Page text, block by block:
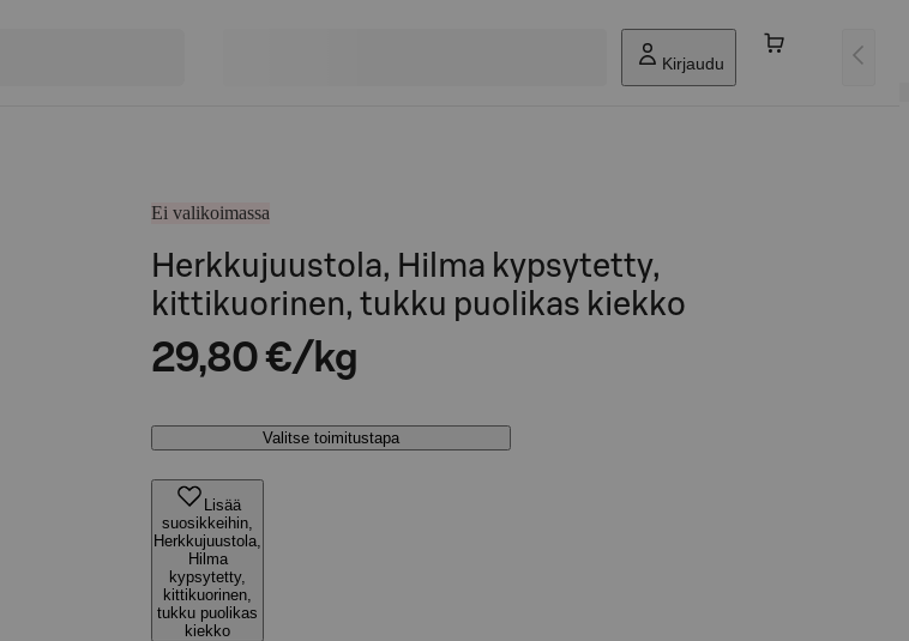
Kirjaudu
Ei valikoimassa
Herkkujuustola, Hilma kypsytetty,
kittikuorinen, tukku puolikas kiekko
29,80 €/kg
Valitse toimitustapa
Lisää
suosikkeihin,
Herkkujuustola,
Hilma
kypsytetty,
kittikuorinen,
tukku puolikas
kiekko